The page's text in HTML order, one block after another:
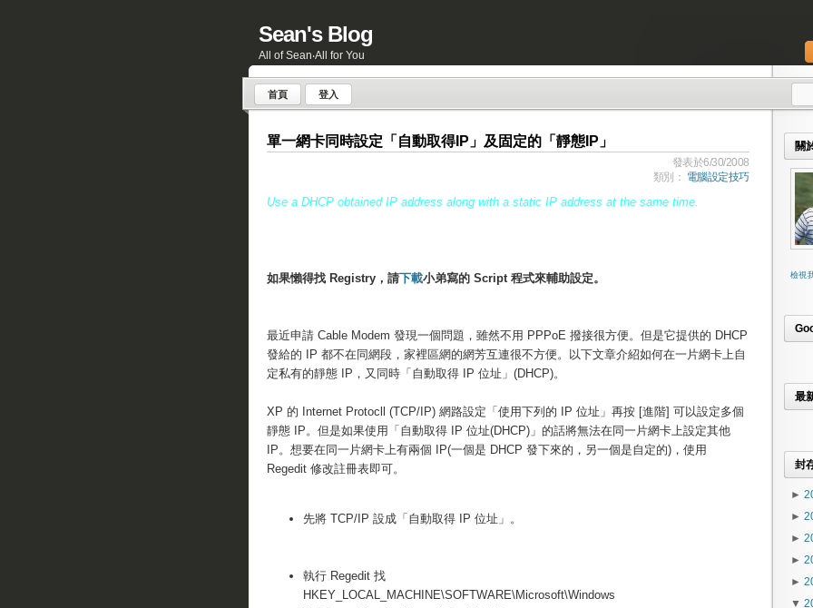
首頁 登入
Sean's Blog
All of Sean‧All for You
單一網卡同時設定「自動取得IP」及固定的「靜態IP」
發表於6/30/2008
類別： 電腦設定技巧
Use a DHCP obtained IP address along with a static IP address at the same time.
如果懶得找 Registry，請下載小弟寫的 Script 程式來輔助設定。
最近申請 Cable Modem 發現一個問題，雖然不用 PPPoE 撥接很方便。但是它提供的 DHCP
發給的 IP 都不在同網段，家裡區網的網芳互連很不方便。以下文章介紹如何在一片網卡上自
定私有的靜態 IP，又同時「自動取得 IP 位址」(DHCP)。
XP 的 Internet Protocll (TCP/IP) 網路設定「使用下列的 IP 位址」再按 [進階] 可以設定多個
靜態 IP。但是如果使用「自動取得 IP 位址(DHCP)」的話將無法在同一片網卡上設定其他
IP。想要在同一片網卡上有兩個 IP(一個是 DHCP 發下來的，另一個是自定的)，使用
Regedit 修改註冊表即可。
先將 TCP/IP 設成「自動取得 IP 位址」。
執行 Regedit 找
HKEY_LOCAL_MACHINE\SOFTWARE\Microsoft\Windows
關
檢視
最
封
►
►
►
►
►
▼